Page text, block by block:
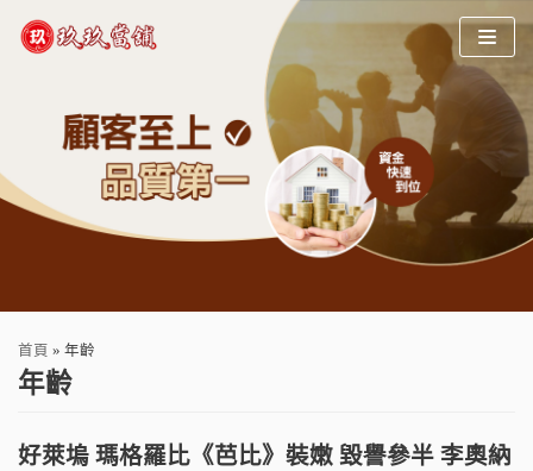
content
首頁 » 年齡
年齡
好萊塢 瑪格羅比《芭比》裝嫩 毀譽參半 李奧納